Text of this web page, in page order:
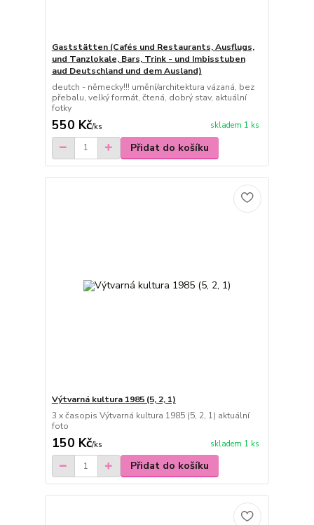
Gaststätten (Cafés und Restaurants, Ausflugs,
und Tanzlokale, Bars, Trink - und Imbisstuben
aud Deutschland und dem Ausland)
deutch - německy!!! umění/architektura vázaná, bez
přebalu, velký formát, čtená, dobrý stav, aktuální
fotky
550 Kč/ks skladem 1 ks
Přidat do košíku
Výtvarná kultura 1985 (5, 2, 1)
3 x časopis Výtvarná kultura 1985 (5, 2, 1) aktuální
foto
150 Kč/ks skladem 1 ks
Přidat do košíku